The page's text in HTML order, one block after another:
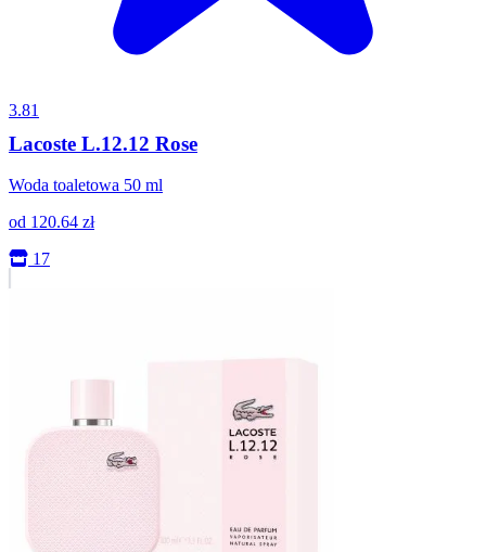
3.81
Lacoste L.12.12 Rose
Woda toaletowa 50 ml
od 120.64 zł
17